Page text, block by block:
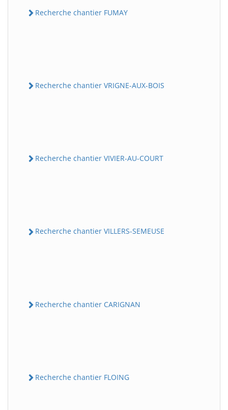
Recherche chantier FUMAY
Recherche chantier VRIGNE-AUX-BOIS
Recherche chantier VIVIER-AU-COURT
Recherche chantier VILLERS-SEMEUSE
Recherche chantier CARIGNAN
Recherche chantier FLOING